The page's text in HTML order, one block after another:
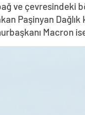
ve
Paşinyan
Macron